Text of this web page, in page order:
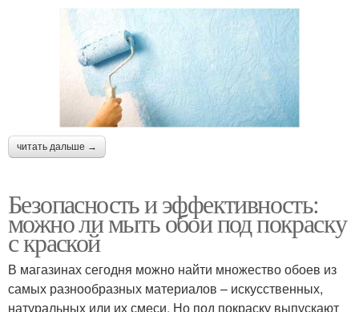
читать дальше →
Безопасность и эффективность:
можно ли мыть обои под покраску
с краской
В магазинах сегодня можно найти множество обоев из
самых разнообразных материалов – искусственных,
натуральных или их смеси. Но под покраску выпускают